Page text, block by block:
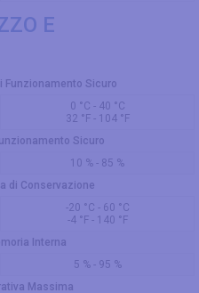
E
Funzionamento Sicuro
0 °C - 40 °C
32 °F - 104 °F
Sicuro
10 % - 85 %
di Conservazione
-20 °C - 60 °C
-4 °F - 140 °F
Interna
5 % - 95 %
Massima